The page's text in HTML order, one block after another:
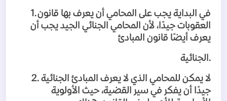
1.في البداية يجب على المحامي أن يعرف بها قانون
العقوبات جيدًا، لأن المحامي الجنائي الجيد يجب أن
يعرف أيضًا قانون المبادئ
الجنائية .
2. لا يمكن للمحامي الذي لا يعرف المبادئ الجنائية
جيدًا أن يفكر في سير القضية، حيث الأولوية